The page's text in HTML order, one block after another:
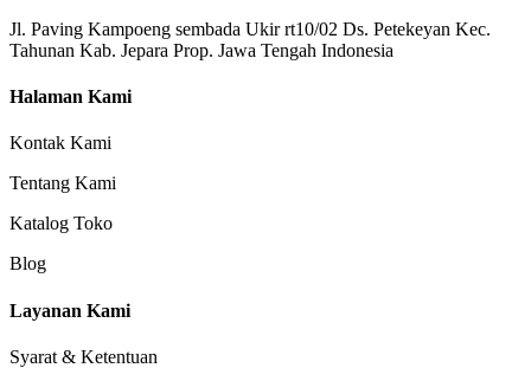
Jl. Paving Kampoeng sembada Ukir rt10/02 Ds. Petekeyan Kec.
Tahunan Kab. Jepara Prop. Jawa Tengah Indonesia
Halaman Kami
Kontak Kami
Tentang Kami
Katalog Toko
Blog
Layanan Kami
Syarat & Ketentuan